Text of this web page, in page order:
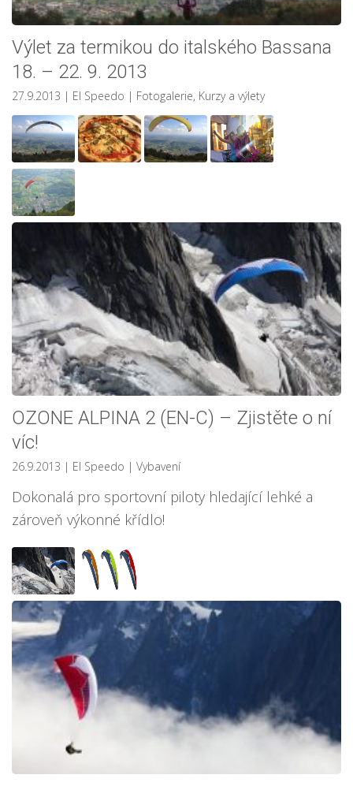
Výlet za termikou do italského Bassana
18. – 22. 9. 2013
27.9.2013 | El Speedo | Fotogalerie, Kurzy a výlety
OZONE ALPINA 2 (EN-C) – Zjistěte o ní
víc!
26.9.2013 | El Speedo | Vybavení
Dokonalá pro sportovní piloty hledající lehké a
zároveň výkonné křídlo!